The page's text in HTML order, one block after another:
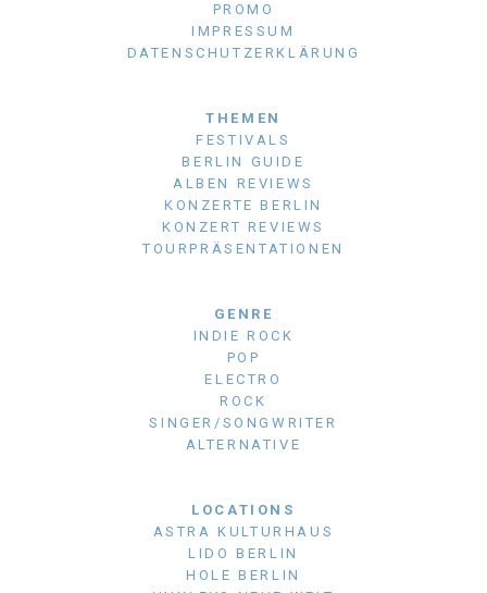
PROMO
IMPRESSUM
DATENSCHUTZERKLÄRUNG
THEMEN
FESTIVALS
BERLIN GUIDE
ALBEN REVIEWS
KONZERTE BERLIN
KONZERT REVIEWS
TOURPRÄSENTATIONEN
GENRE
INDIE ROCK
POP
ELECTRO
ROCK
SINGER/SONGWRITER
ALTERNATIVE
LOCATIONS
ASTRA KULTURHAUS
LIDO BERLIN
HOLE BERLIN